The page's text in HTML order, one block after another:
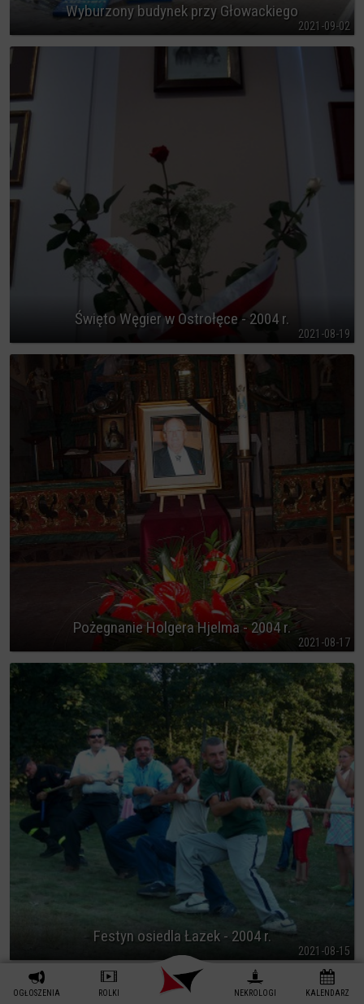
Wyburzony budynek przy Głowackiego
2021-09-02
Święto Węgier w Ostrołęce - 2004 r.
2021-08-19
Pożegnanie Holgera Hjelma - 2004 r.
2021-08-17
Festyn osiedla Łazek - 2004 r.
2021-08-15
OGŁOSZENIA ROLKI NEKROLOGI KALENDARZ